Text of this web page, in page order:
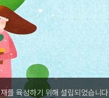
를 육성하기 위해 설립되었습니다